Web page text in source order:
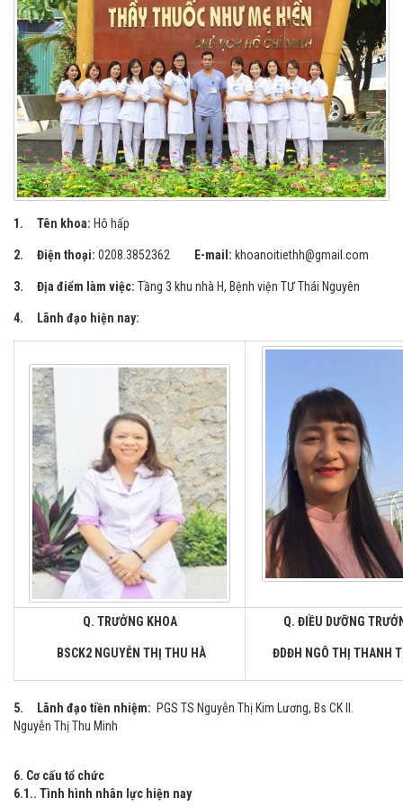
1. Tên khoa: Hô hấp
2. Điện thoại: 0208.3852362 E-mail: khoanoitiethh@gmail.com
3. Địa điểm làm việc: Tầng 3 khu nhà H, Bệnh viện TƯ Thái Nguyên
4. Lãnh đạo hiện nay:
Q. TRƯỞNG KHOA
BSCK2 NGUYỄN THỊ THU HÀ
Q. ĐIỀU DƯỠNG
ĐDĐH NGÔ THỊ THANH
5. Lãnh đạo tiền nhiệm: PGS TS Nguyễn Thị Kim Lương, Bs CK II.
Nguyễn Thị Thu Minh
6. Cơ cấu tổ chức
6.1.. Tình hình nhân lực hiện nay